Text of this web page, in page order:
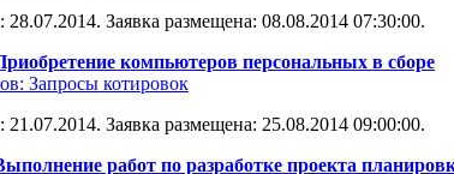
Заявка размещена: 08.08.2014 07:30:00.
компьютеров персональных в сборе
Запросы котировок
Заявка размещена: 25.08.2014 09:00:00.
работ по разработке проекта